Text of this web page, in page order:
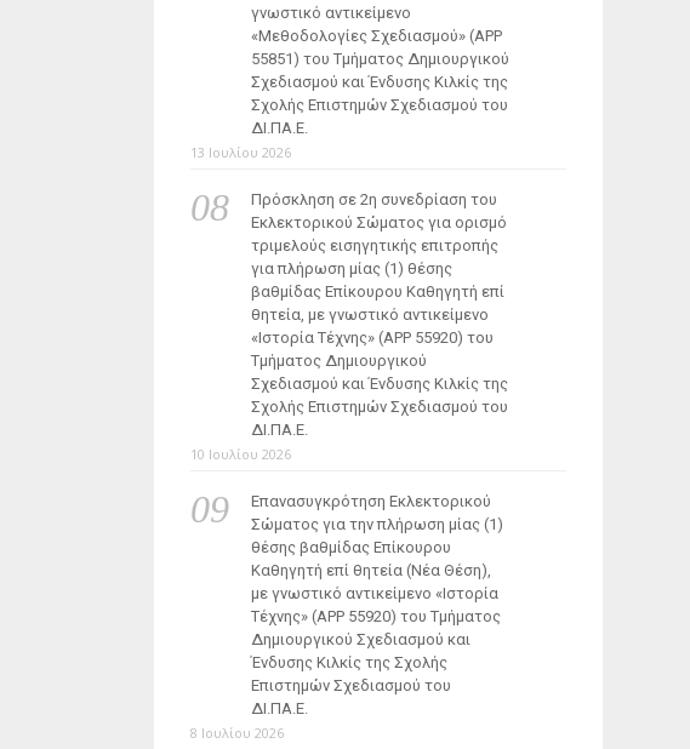
γνωστικό αντικείμενο
«Μεθοδολογίες Σχεδιασμού» (ΑΡΡ
55851) του Τμήματος Δημιουργικού
Σχεδιασμού και Ένδυσης Κιλκίς της
Σχολής Επιστημών Σχεδιασμού του
ΔΙ.ΠΑ.Ε.
13 Ιουλίου 2026
Πρόσκληση σε 2η συνεδρίαση του
Εκλεκτορικού Σώματος για ορισμό
τριμελούς εισηγητικής επιτροπής
για πλήρωση μίας (1) θέσης
βαθμίδας Επίκουρου Καθηγητή επί
θητεία, με γνωστικό αντικείμενο
«Ιστορία Τέχνης» (ΑΡΡ 55920) του
Τμήματος Δημιουργικού
Σχεδιασμού και Ένδυσης Κιλκίς της
Σχολής Επιστημών Σχεδιασμού του
ΔΙ.ΠΑ.Ε.
10 Ιουλίου 2026
Επανασυγκρότηση Εκλεκτορικού
Σώματος για την πλήρωση μίας (1)
θέσης βαθμίδας Επίκουρου
Καθηγητή επί θητεία (Νέα Θέση),
με γνωστικό αντικείμενο «Ιστορία
Τέχνης» (ΑΡΡ 55920) του Τμήματος
Δημιουργικού Σχεδιασμού και
Ένδυσης Κιλκίς της Σχολής
Επιστημών Σχεδιασμού του
ΔΙ.ΠΑ.Ε.
8 Ιουλίου 2026